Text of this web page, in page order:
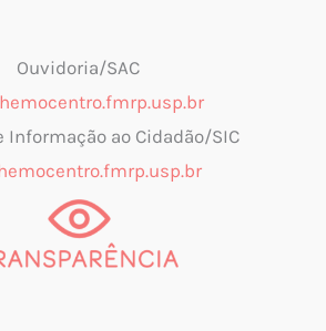
Ouvidoria/SAC
Informação ao Cidadão/SIC